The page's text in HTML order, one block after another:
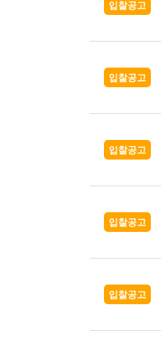
입찰공고
입찰공고
입찰공고
입찰공고
입찰공고